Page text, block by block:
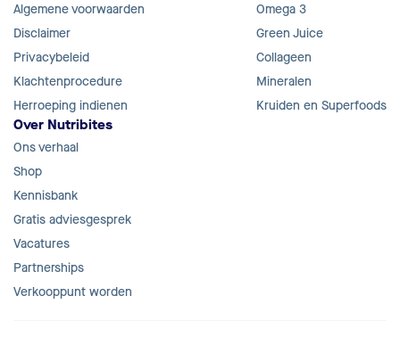
Algemene voorwaarden
Disclaimer
Privacybeleid
Klachtenprocedure
Herroeping indienen
Omega 3
Green Juice
Collageen
Mineralen
Kruiden en Superfoods
Over Nutribites
Ons verhaal
Shop
Kennisbank
Gratis adviesgesprek
Vacatures
Partnerships
Verkooppunt worden